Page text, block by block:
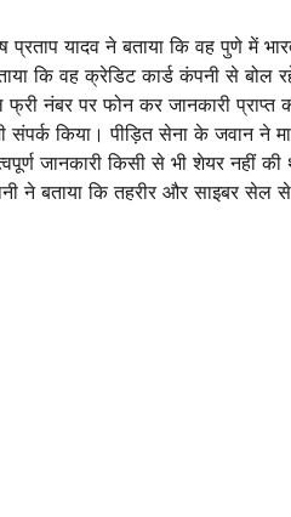
यादव ने बताया कि वह पुणे में
कि वह क्रेडिट कार्ड कंपनी से बोल
नंबर पर फोन कर जानकारी प्राप्त
किया। पीड़ित सेना के जवान ने
जानकारी किसी से भी शेयर नहीं की
ने बताया कि तहरीर और साइबर सेल